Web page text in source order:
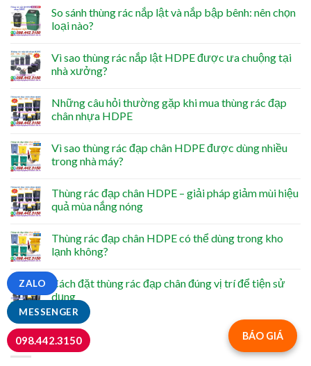
So sánh thùng rác nắp lật và nắp bập bênh: nên chọn
loại nào?
Vì sao thùng rác nắp lật HDPE được ưa chuộng tại
nhà xưởng?
Những câu hỏi thường gặp khi mua thùng rác đạp
chân nhựa HDPE
Vì sao thùng rác đạp chân HDPE được dùng nhiều
trong nhà máy?
Thùng rác đạp chân HDPE – giải pháp giảm mùi hiệu
quả mùa nắng nóng
Thùng rác đạp chân HDPE có thể dùng trong kho
lạnh không?
Cách đặt thùng rác đạp chân đúng vị trí để tiện sử
dụng
BÌNH LUẬN BÁO GIÁ
MESSENGER
ZALO
098.442.3150